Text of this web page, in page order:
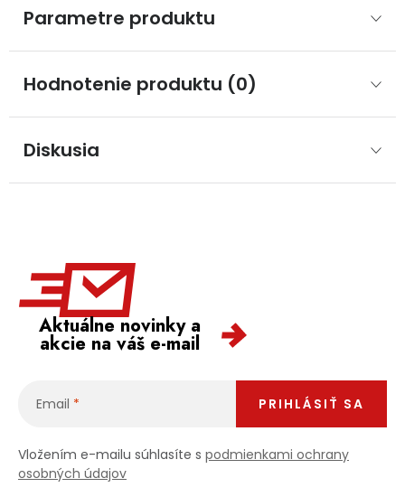
Parametre produktu
Hodnotenie produktu (0)
Diskusia
Aktuálne novinky a
akcie na váš e-mail
Email
Vložením e-mailu súhlasíte s podmienkami ochrany
osobných údajov
PRIHLÁSIŤ SA